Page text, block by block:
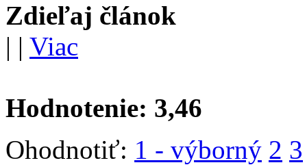
Zdieľaj článok
| | Viac
Hodnotenie: 3,46
Ohodnotiť: 1 - výborný 2 3